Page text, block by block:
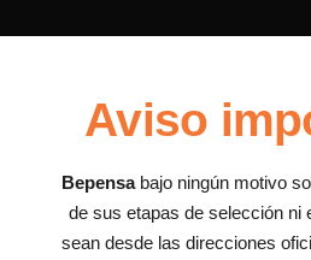
Aviso
Bepensabajo ningún motivo
de sus etapas de selección ni
sean desde las direcciones